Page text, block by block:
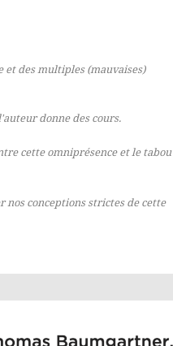
et des multiples (mauvaises)
donne des cours.
cette omniprésence et le tabou
nos conceptions strictes de cette